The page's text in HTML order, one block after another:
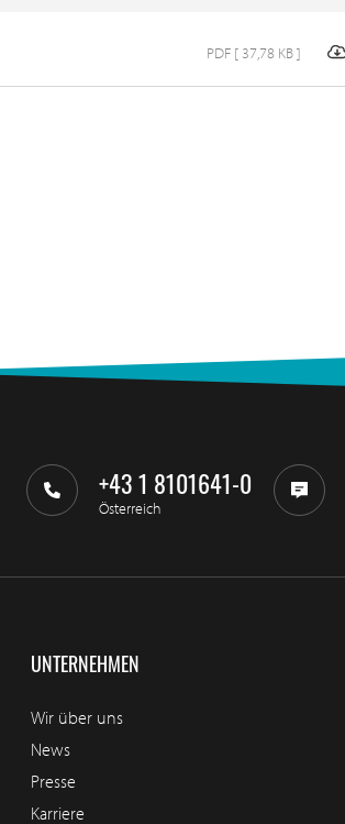
PDF [ 37,78 KB ]
+43 1 8101641-0
Österreich
UNTERNEHMEN
Wir über uns
News
Presse
Karriere